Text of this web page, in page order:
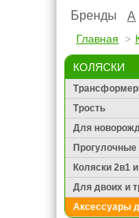
Бренды A
Главная
КОЛЯСКИ
Трость
Для
Прогулочные
Коляски 2в1
Для двоих и
Аксессуары